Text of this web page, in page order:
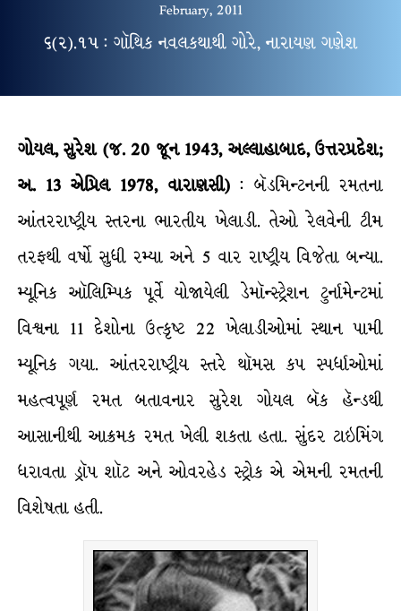
February, 2011
૬(૨).૧૫ : ગૉથિક નવલકથાથી ગોરે, નારાયણ ગણેશ
ગોયલ, સુરેશ (જ. 20 જૂન 1943, અલ્લાહાબાદ, ઉત્તરપ્રદેશ;
અ. 13 એપ્રિલ 1978, વારાણસી): બૅડમિન્ટનની રમતના
આંતરરાષ્ટ્રીય સ્તરના ભારતીય ખેલાડી. તેઓ રેલવેની ટીમ
તરફથી વર્ષો સુધી રમ્યા અને 5 વાર રાષ્ટ્રીય વિજેતા બન્યા.
મ્યૂનિક ઑલિમ્પિક પૂર્વે યોજાયેલી ડેમૉન્સ્ટ્રેશન ટુર્નામેન્ટમાં
વિશ્વના 11 દેશોના ઉત્કૃષ્ટ 22 ખેલાડીઓમાં સ્થાન પામી
મ્યૂનિક ગયા. આંતરરાષ્ટ્રીય સ્તરે થૉમસ કપ સ્પર્ધાઓમાં
મહત્વપૂર્ણ રમત બતાવનાર સુરેશ ગોયલ બૅક હૅન્ડથી
આસાનીથી આક્રમક રમત ખેલી શકતા હતા. સુંદર ટાઇમિંગ
ધરાવતા ડ્રૉપ શૉટ અને ઓવરહેડ સ્ટ્રોક એ એમની રમતની
વિશેષતા હતી.